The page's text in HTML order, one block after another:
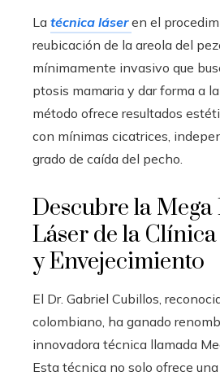
La técnica láseren el
reubicación de la areola del
mínimamente invasivo que
ptosis mamaria y dar forma a
método ofrece resultados
con mínimas cicatrices,
grado de caída del pecho.
Descubre la
Láser de la
y Envejecimiento
El Dr. Gabriel Cubillos,
colombiano, ha ganado
innovadora técnica llamada
Esta técnica no solo ofrece